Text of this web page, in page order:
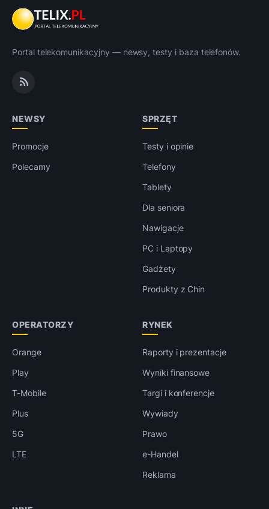
Portal telekomunikacyjny — newsy, testy i baza telefonów.
NEWSY
Promocje
Polecamy
SPRZĘT
Testy i opinie
Telefony
Tablety
Dla seniora
Nawigacje
PC i Laptopy
Gadżety
Produkty z Chin
OPERATORZY
Orange
Play
T-Mobile
Plus
5G
LTE
RYNEK
Raporty i prezentacje
Wyniki finansowe
Targi i konferencje
Wywiady
Prawo
e-Handel
Reklama